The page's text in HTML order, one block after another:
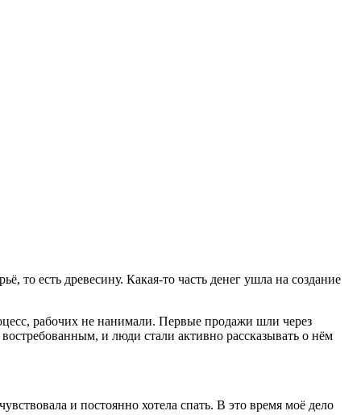
то есть древесину. Какая-то часть денег ушла на создание
рабочих не нанимали. Первые продажи шли через
и люди стали активно рассказывать о нём
и постоянно хотела спать. В это время моё дело